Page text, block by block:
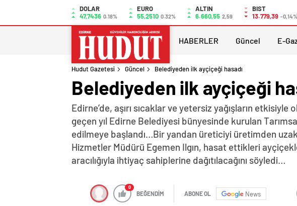
DOLAR
47,7436 0.18%
EURO
55,2510 0.32%
ALTIN
6.660,55 2,59
BIST
13.779,39 -0,14%
HABERLER Güncel E-
Hudut Gazetesi Güncel Belediyeden ilk ayçiçeği hasadı
Belediyeden ilk ayçiçeği
Edirne’de, aşırı sıcaklar ve yetersiz yağışların
geçen yıl Edirne Belediyesi bünyesinde kurulan
edilmeye başlandı…Bir yandan üreticiyi üretimden
Hizmetler Müdürü Egemen Ilgın, hasat ettikleri
aracılığıyla ihtiyaç sahiplerine dağıtılacağını söyledi…
0
BEĞENDİM ABONE OL News